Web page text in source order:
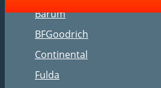
Barum
BFGoodrich
Continental
Fulda